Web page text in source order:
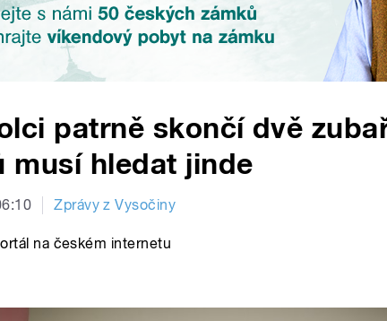
patrně skončí dvě
musí hledat jinde
Zprávy z Vysočiny
na českém internetu